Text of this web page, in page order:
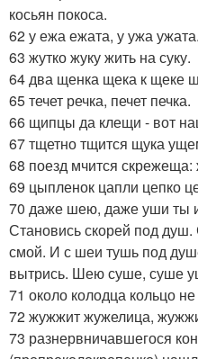
косьян покоса.
62 у ежа ежата, у ужа ужата.
63 жутко жуку жить на суку.
64 два щенка щека к щеке
65 течет речка, печет печка.
66 щипцы да клещи - вот
67 тщетно тщится щука
68 поезд мчится
69 цыпленок цапли цепко
70 даже шею, даже уши ты
Становись скорей под
смой. И с шеи тушь под
вытрись. Шею суше, суше
71 около колодца кольцо
72 жужжит жужелица,
73 разнервничавшегося